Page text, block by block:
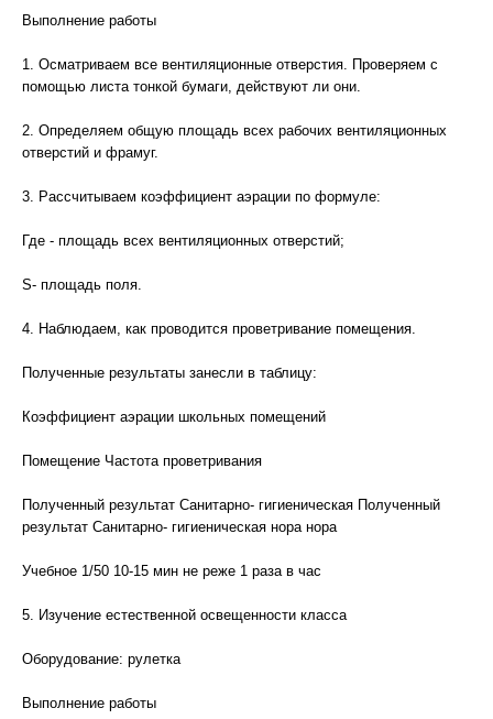
Выполнение работы
1. Осматриваем все вентиляционные отверстия. Проверяем с
помощью листа тонкой бумаги, действуют ли они.
2. Определяем общую площадь всех рабочих вентиляционных
отверстий и фрамуг.
3. Рассчитываем коэффициент аэрации по формуле:
Где - площадь всех вентиляционных отверстий;
S- площадь поля.
4. Наблюдаем, как проводится проветривание помещения.
Полученные результаты занесли в таблицу:
Коэффициент аэрации школьных помещений
Помещение Частота проветривания
Полученный результат Санитарно- гигиеническая Полученный
результат Санитарно- гигиеническая нора нора
Учебное 1/50 10-15 мин не реже 1 раза в час
5. Изучение естественной освещенности класса
Оборудование: рулетка
Выполнение работы